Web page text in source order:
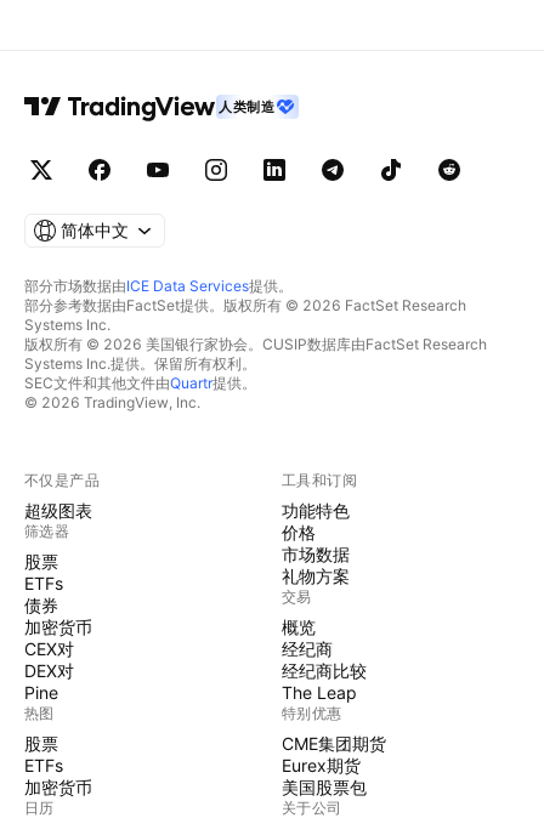
人类制造
简体中文
部分市场数据由ICE Data Services提供。
部分参考数据由FactSet提供。版权所有 © 2026 FactSet Research
Systems Inc.
版权所有 © 2026 美国银行家协会。CUSIP数据库由FactSet Research
Systems Inc.提供。保留所有权利。
SEC文件和其他文件由Quartr提供。
© 2026 TradingView, Inc.
不仅是产品
超级图表
筛选器
股票
ETFs
债券
加密货币
CEX对
DEX对
Pine
热图
股票
ETFs
加密货币
日历
工具和订阅
功能特色
价格
市场数据
礼物方案
交易
概览
经纪商
经纪商比较
The Leap
特别优惠
CME集团期货
Eurex期货
美国股票包
关于公司